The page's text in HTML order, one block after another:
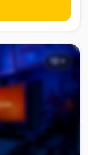
12 +